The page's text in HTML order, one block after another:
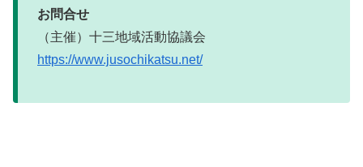
お問合せ
（主催）十三地域活動協議会
https://www.jusochikatsu.net/